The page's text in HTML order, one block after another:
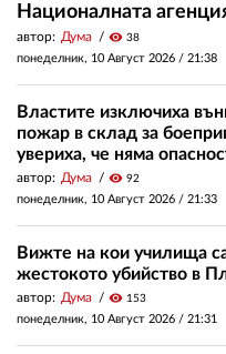
Националната
автор: Дума visibility 38
понеделник, 10 Август 2026 / 21:38
Властите изключиха
пожар в склад за
увериха, че няма
автор: Дума visibility 92
понеделник, 10 Август 2026 / 21:33
Вижте на кои училища
жестокото убийство в
автор: Дума visibility 153
понеделник, 10 Август 2026 / 21:31